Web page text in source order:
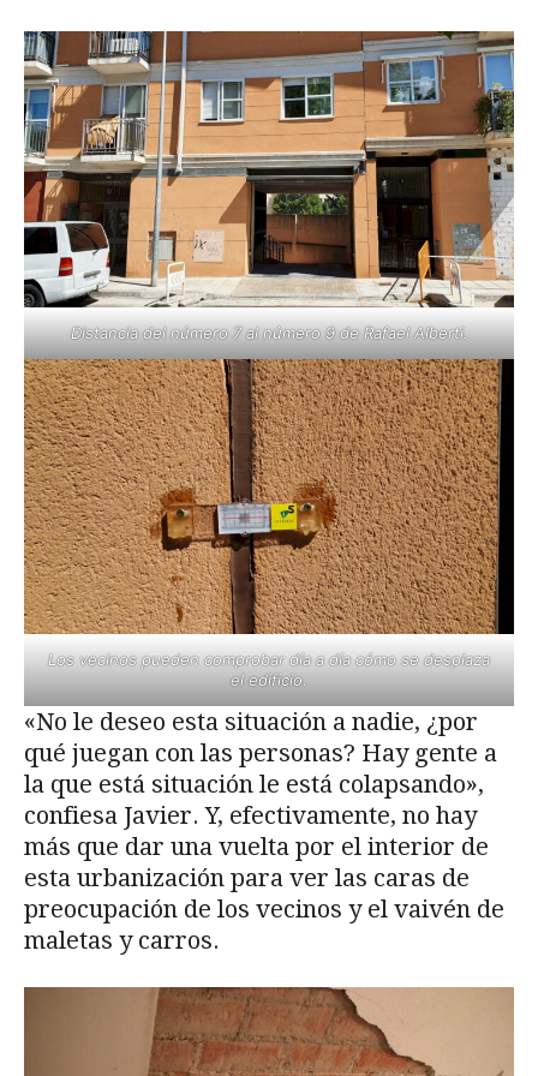
Distancia del número 7 al número 9 de Rafael Alberti.
Los vecinos pueden comprobar día a día cómo se desplaza
el edificio.
«No le deseo esta situación a nadie, ¿por
qué juegan con las personas? Hay gente a
la que está situación le está colapsando»,
confiesa Javier. Y, efectivamente, no hay
más que dar una vuelta por el interior de
esta urbanización para ver las caras de
preocupación de los vecinos y el vaivén de
maletas y carros.